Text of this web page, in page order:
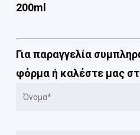
200ml
Για παραγγελία
φόρμα ή καλέστε μας